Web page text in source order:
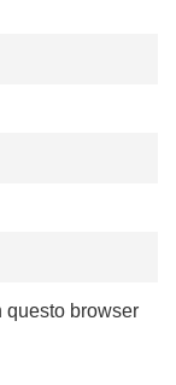
questo browser